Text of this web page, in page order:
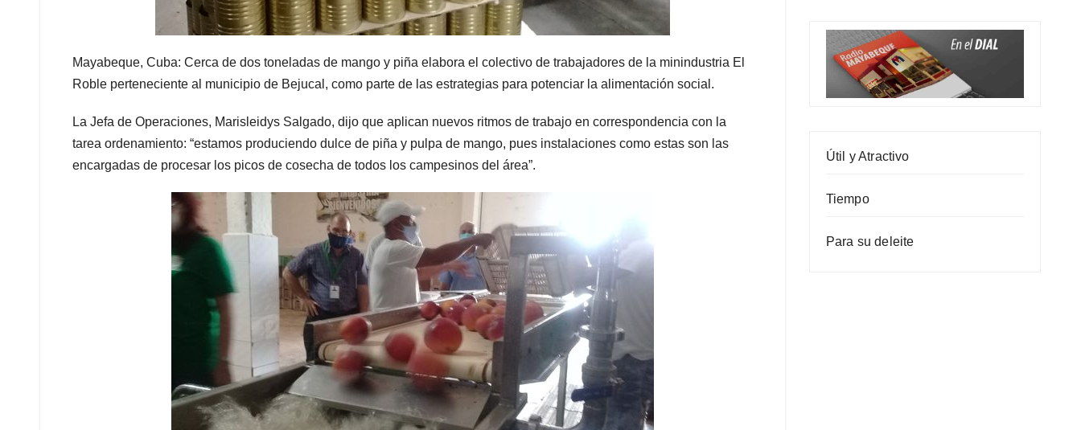
Mayabeque, Cuba: Cerca de dos toneladas de mango y piña elabora el colectivo de trabajadores de la minindustria El
Roble perteneciente al municipio de Bejucal, como parte de las estrategias para potenciar la alimentación social.
La Jefa de Operaciones, Marisleidys Salgado, dijo que aplican nuevos ritmos de trabajo en correspondencia con la
tarea ordenamiento: “estamos produciendo dulce de piña y pulpa de mango, pues instalaciones como estas son las
encargadas de procesar los picos de cosecha de todos los campesinos del área”.
Útil y Atractivo
Tiempo
Para su deleite